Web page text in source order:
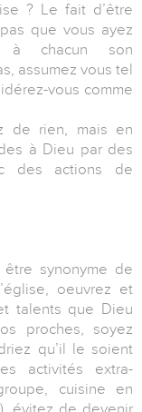
? Le fait d’être
que vous ayez
à chacun son
assumez vous tel
vous comme
de rien, mais en
à Dieu par des
des actions de
synonyme de
oeuvrez et
talents que Dieu
proches, soyez
qu’il le soient
activités extra-
cuisine en